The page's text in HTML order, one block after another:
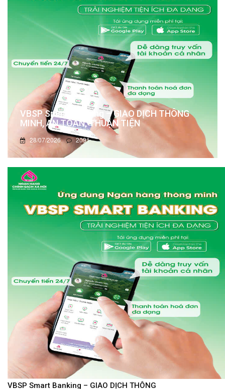
VBSP Smart Banking – GIAO DỊCH THÔNG
MINH, AN TOÀN, THUẬN TIỆN
28/07/2026 2091
VBSP Smart Banking – GIAO DỊCH THÔNG